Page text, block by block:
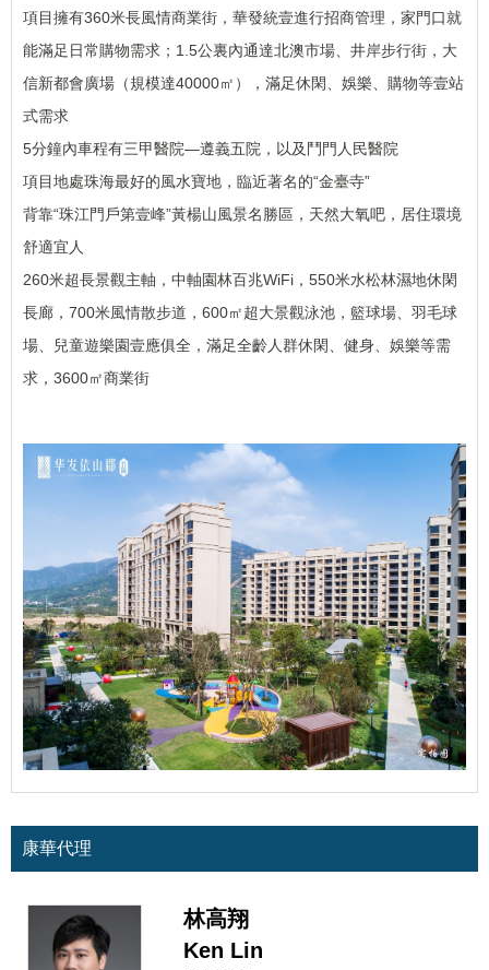
項目擁有360米長風情商業街，華發統壹進行招商管理，家門口就
能滿足日常購物需求；1.5公裏內通達北澳市場、井岸步行街，大
信新都會廣場（規模達40000㎡），滿足休閑、娛樂、購物等壹站
式需求
5分鐘內車程有三甲醫院—遵義五院，以及鬥門人民醫院
項目地處珠海最好的風水寶地，臨近著名的“金臺寺”
背靠“珠江門戶第壹峰”黃楊山風景名勝區，天然大氧吧，居住環境
舒適宜人
260米超長景觀主軸，中軸園林百兆WiFi，550米水松林濕地休閑
長廊，700米風情散步道，600㎡超大景觀泳池，籃球場、羽毛球
場、兒童遊樂園壹應俱全，滿足全齡人群休閑、健身、娛樂等需
求，3600㎡商業街
康華代理
林高翔
Ken Lin